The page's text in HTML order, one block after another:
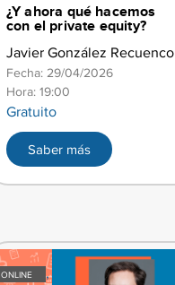
​​¿Y ahora qué hacemos
con el private equity?​
Javier González Recuenco
Fecha: 29/04/2026
Hora: 19:00
Gratuito
Saber más
ONLINE ,